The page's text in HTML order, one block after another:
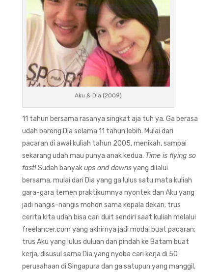
Aku & Dia (2009)
11 tahun bersama rasanya singkat aja tuh ya. Ga berasa
udah bareng Dia selama 11 tahun lebih. Mulai dari
pacaran di awal kuliah tahun 2005, menikah, sampai
sekarang udah mau punya anak kedua. Time is flying so
fast!Sudah banyakups and downsyang dilalui
bersama, mulai dari Dia yang ga lulus satu mata kuliah
gara-gara temen praktikumnya nyontek dan Aku yang
jadi nangis-nangis mohon sama kepala dekan; trus
cerita kita udah bisa cari duit sendiri saat kuliah melalui
freelancer.com yang akhirnya jadi modal buat pacaran;
trus Aku yang lulus duluan dan pindah ke Batam buat
kerja; disusul sama Dia yang nyoba cari kerja di 50
perusahaan di Singapura dan ga satupun yang manggil,